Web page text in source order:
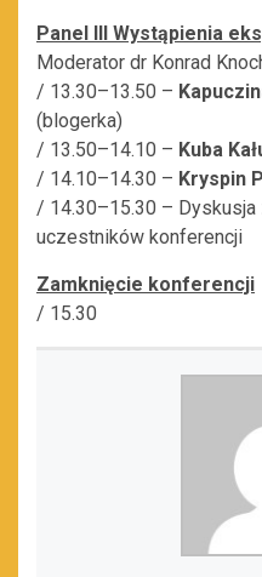
Panel III Wystąpienia
Moderator dr Konrad
/ 13.30–13.50 –
(blogerka)
/ 13.50–14.10 – Kuba
/ 14.10–14.30 – Kryspin
/ 14.30–15.30 – Dyskusja
uczestników konferencji
Zamknięcie konferencji
/ 15.30